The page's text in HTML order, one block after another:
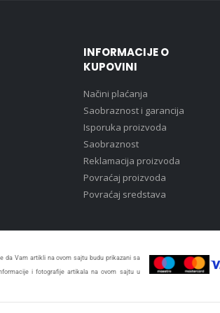
INFORMACIJE O
KUPOVINI
Načini plaćanja
Saobraznost i garancija
Isporuka proizvoda
Saobraznost
Reklamacija proizvoda
Povraćaj proizvoda
Povraćaj sredstava
da Vam artikli na ovom sajtu budu prikazani sa
i fotografije artikala na ovom sajtu u